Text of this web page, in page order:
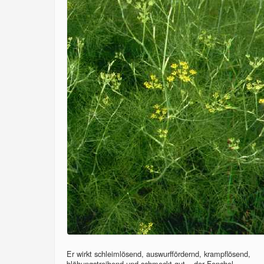
Er wirkt schleimlösend, auswurffördernd, krampflösend,